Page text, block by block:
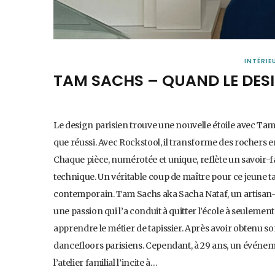
TAM SACHS – QUAND LE
Le design parisien trouve une nouvelle étoile avec
que réussi. Avec Rockstool, il transforme des rochers
Chaque pièce, numérotée et unique, reflète un
technique. Un véritable coup de maître pour ce jeune
contemporain. Tam Sachs aka Sacha Nataf, un
une passion qui l’a conduit à quitter l’école à
apprendre le métier de tapissier. Après avoir obtenu
dancefloors parisiens. Cependant, à 29 ans, un
l’atelier familial l’incite à…